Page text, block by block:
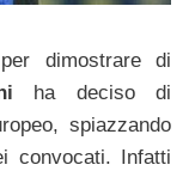
per dimostrare di
ha deciso di
spiazzando
convocati. Infatti